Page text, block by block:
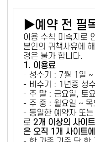
▶예약 전 필
이용 수칙 미숙지로
본인의 귀책사유에
경은 불가 합니다.
1. 이용료
- 성수기 : 7월 1일
- 비수기 : 1년중 성
- 주 말 : 금요일, 토
- 주 중 : 월요일 ~ 목
- 동일한 예약자 또
로 2개 이상의 사이
은 오직 1개 사이트